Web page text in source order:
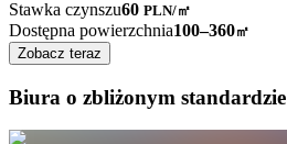
Stawka czynszu60 PLN/㎡
Dostępna powierzchnia100–360㎡
Zobacz teraz
Biura o zbliżonym standardzie